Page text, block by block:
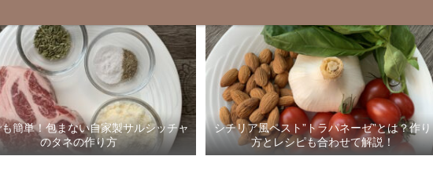
も簡単！包まない自家製サルシッチャ
のタネの作り方
シチリア風ペスト”トラパネーゼ”とは？作り
方とレシピも合わせて解説！